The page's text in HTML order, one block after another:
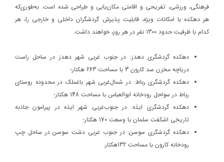
فرهنگي،‌ ورزشي، تفريحي و اقامتي مكان‌يابي و طراحي شده است. به‌طوري‌كه
هر دهكده با امكانات ويژه، قابليت پذيرش گردشگران داخلي و خارجي را، هر
كدام با ظرفيت حدود 1300 نفر در هر روز، خواهند داشت.
دهكده گردشگري دهدز: در جنوب غربي شهر دهدز در ساحل راست
درياچه مخزن سد كارون 3 با مساحت 263 هكتار؛
دهكده گردشگري رباط: در شمال‌غربي شهر باغملك در محدوده روستاي
رباط در سواحل رودخانه ابوالعباس با مساحت 148 هكتار؛
دهكده گردشگري ايذه: در جنوب‌غربي شهر ايذه در پيرامون جاذبه
تاريخي اشكفت سلمان با وسعت 170 هكتار؛
دهكده گردشگري سوسن: در جنوب غربي دشت سوسن در ساحل چپ
رودخانه كارون با مساحت 132هكتار.